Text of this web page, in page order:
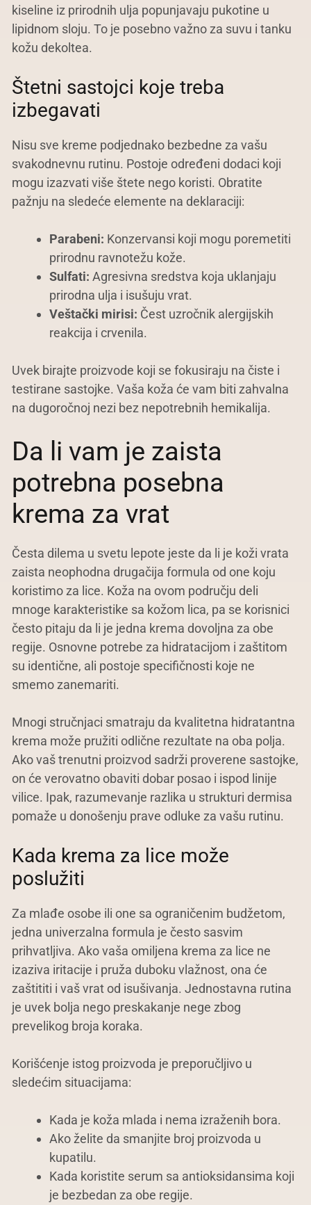
kiseline iz prirodnih ulja popunjavaju pukotine u
lipidnom sloju. To je posebno važno za suvu i tanku
kožu dekoltea.
Štetni sastojci koje treba
izbegavati
Nisu sve kreme podjednako bezbedne za vašu
svakodnevnu rutinu. Postoje određeni dodaci koji
mogu izazvati više štete nego koristi. Obratite
pažnju na sledeće elemente na deklaraciji:
Parabeni: Konzervansi koji mogu poremetiti
prirodnu ravnotežu kože.
Sulfati: Agresivna sredstva koja uklanjaju
prirodna ulja i isušuju vrat.
Veštački mirisi: Čest uzročnik alergijskih
reakcija i crvenila.
Uvek birajte proizvode koji se fokusiraju na čiste i
testirane sastojke. Vaša koža će vam biti zahvalna
na dugoročnoj nezi bez nepotrebnih hemikalija.
Da li vam je zaista
potrebna posebna
krema za vrat
Česta dilema u svetu lepote jeste da li je koži vrata
zaista neophodna drugačija formula od one koju
koristimo za lice. Koža na ovom području deli
mnoge karakteristike sa kožom lica, pa se korisnici
često pitaju da li je jedna krema dovoljna za obe
regije. Osnovne potrebe za hidratacijom i zaštitom
su identične, ali postoje specifičnosti koje ne
smemo zanemariti.
Mnogi stručnjaci smatraju da kvalitetna hidratantna
krema može pružiti odlične rezultate na oba polja.
Ako vaš trenutni proizvod sadrži proverene sastojke,
on će verovatno obaviti dobar posao i ispod linije
vilice. Ipak, razumevanje razlika u strukturi dermisa
pomaže u donošenju prave odluke za vašu rutinu.
Kada krema za lice može
poslužiti
Za mlađe osobe ili one sa ograničenim budžetom,
jedna univerzalna formula je često sasvim
prihvatljiva. Ako vaša omiljena krema za lice ne
izaziva iritacije i pruža duboku vlažnost, ona će
zaštititi i vaš vrat od isušivanja. Jednostavna rutina
je uvek bolja nego preskakanje nege zbog
prevelikog broja koraka.
Korišćenje istog proizvoda je preporučljivo u
sledećim situacijama:
Kada je koža mlada i nema izraženih bora.
Ako želite da smanjite broj proizvoda u
kupatilu.
Kada koristite serum sa antioksidansima koji
je bezbedan za obe regije.